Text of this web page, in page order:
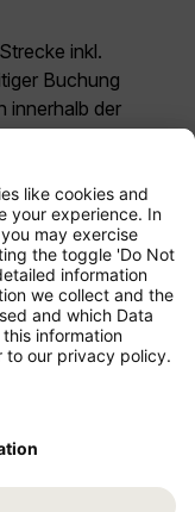
inkl.
Buchung
innerhalb der
den für die
handelt es
restriktivste
Gebühren
optionale